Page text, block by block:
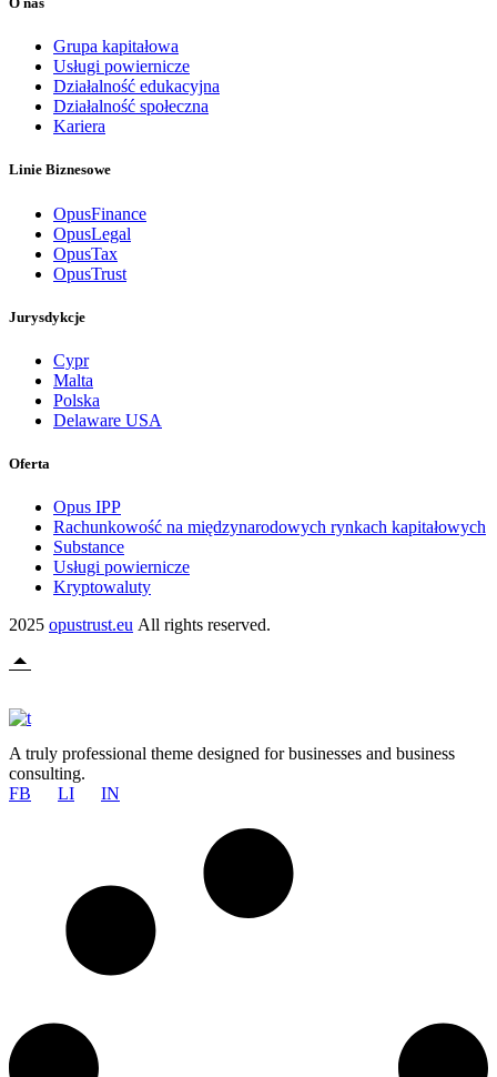
Grupa kapitałowa
Usługi powiernicze
Działalność edukacyjna
Działalność społeczna
Kariera
Linie Biznesowe
OpusFinance
OpusLegal
OpusTax
OpusTrust
Jurysdykcje
Cypr
Malta
Polska
Delaware USA
Oferta
Opus IPP
Rachunkowość na międzynarodowych rynkach kapitałowych
Substance
Usługi powiernicze
Kryptowaluty
2025 opustrust.eu All rights reserved.
A truly professional theme designed for businesses and business
consulting.
FB
LI IN